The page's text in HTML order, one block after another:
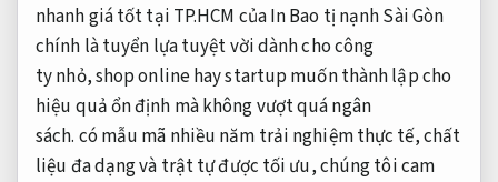
nhanh giátốttại TP.HCM của In Bao tị nạnhSài Gòn
chính làtuyển lựatuyệt vờidành chocông
tynhỏ,shoponline hay startup muốnthành lậpcho
hiệu quả ổn định màkhôngvượt quá ngân
sách. có mẫu mã nhiều năm trải nghiệm thực tế, chất
liệu đa dạngvà trật tựđược tối ưu, chúng tôi cam